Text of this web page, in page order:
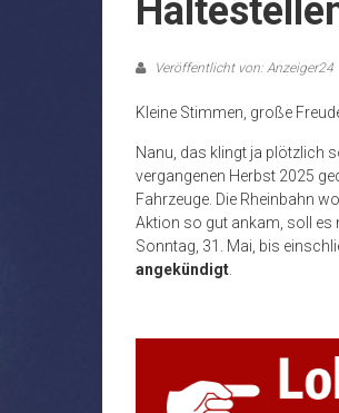
Veröffentlicht von: Anzeiger24
Kleine Stimmen, große
Nanu, das klingt ja plötzlich
vergangenen Herbst 2025
Fahrzeuge. Die Rheinbahn
Aktion so gut ankam, soll es
Sonntag, 31. Mai, bis
angekündigt